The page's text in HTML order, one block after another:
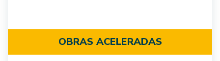
OBRAS ACELERADAS